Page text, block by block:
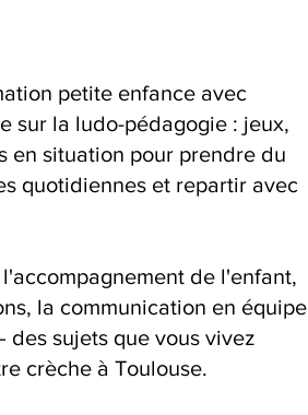
petite enfance avec
sur la ludo-pédagogie : jeux,
en situation pour prendre du
quotidiennes et repartir avec
de l'enfant,
la communication en équipe
sujets que vous vivez
crèche à Toulouse.